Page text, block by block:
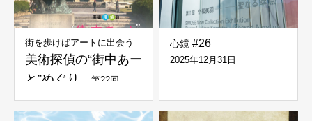
街を歩けばアートに出会う
美術探偵の“街中あー
と”めぐり
第22回
心鏡 #26
2025年12月31日